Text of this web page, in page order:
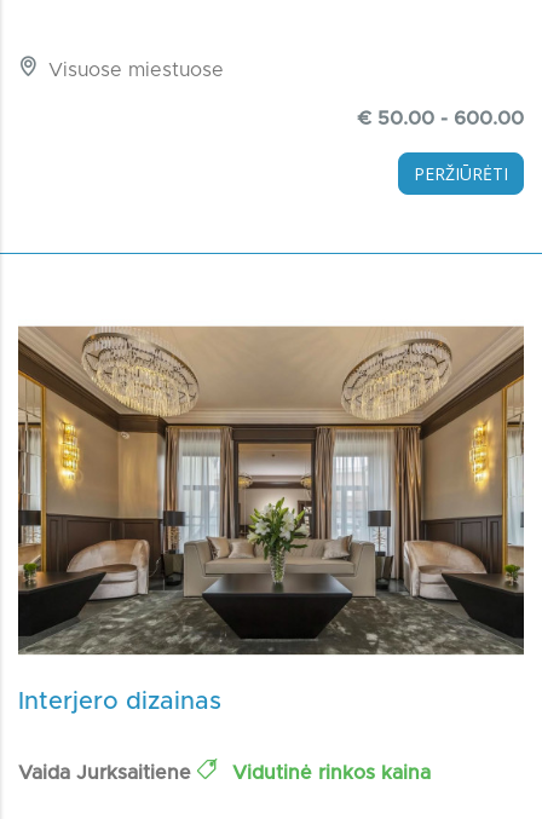
Visuose miestuose
€ 50.00 - 600.00
PERŽIŪRĖTI
Interjero dizainas
Vaida Jurksaitiene Vidutinė rinkos kaina